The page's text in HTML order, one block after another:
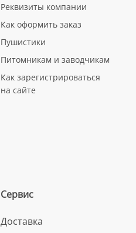
Реквизиты компании
Как оформить заказ
Пушистики
Питомникам и заводчикам
Как зарегистрироваться
на сайте
Сервис
Доставка